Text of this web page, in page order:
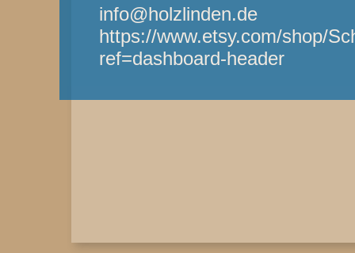
info@holzlinden.de
https://www.etsy.com/shop/
ref=dashboard-header